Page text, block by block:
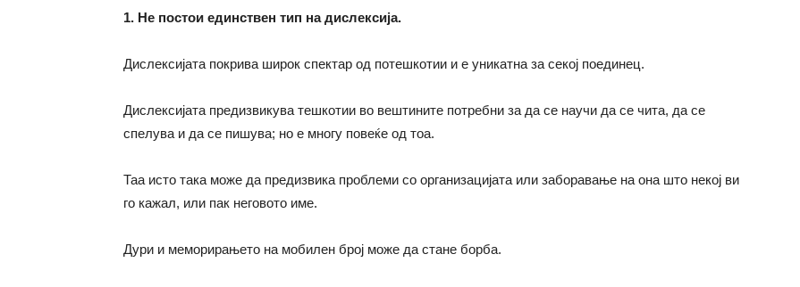
1. Не постои единствен тип на дислексија.
Дислексијата покрива широк спектар од потешкотии и е уникатна за секој поединец.
Дислексијата предизвикува тешкотии во вештините потребни за да се научи да се чита, да се
спелува и да се пишува; но е многу повеќе од тоа.
Таа исто така може да предизвика проблеми со организацијата или заборавање на она што некој ви
го кажал, или пак неговото име.
Дури и меморирањето на мобилен број може да стане борба.